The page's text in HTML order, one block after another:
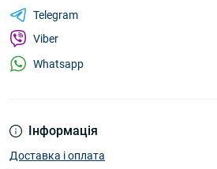
Інформація
Доставка і оплата
Telegram
Viber
Whatsapp